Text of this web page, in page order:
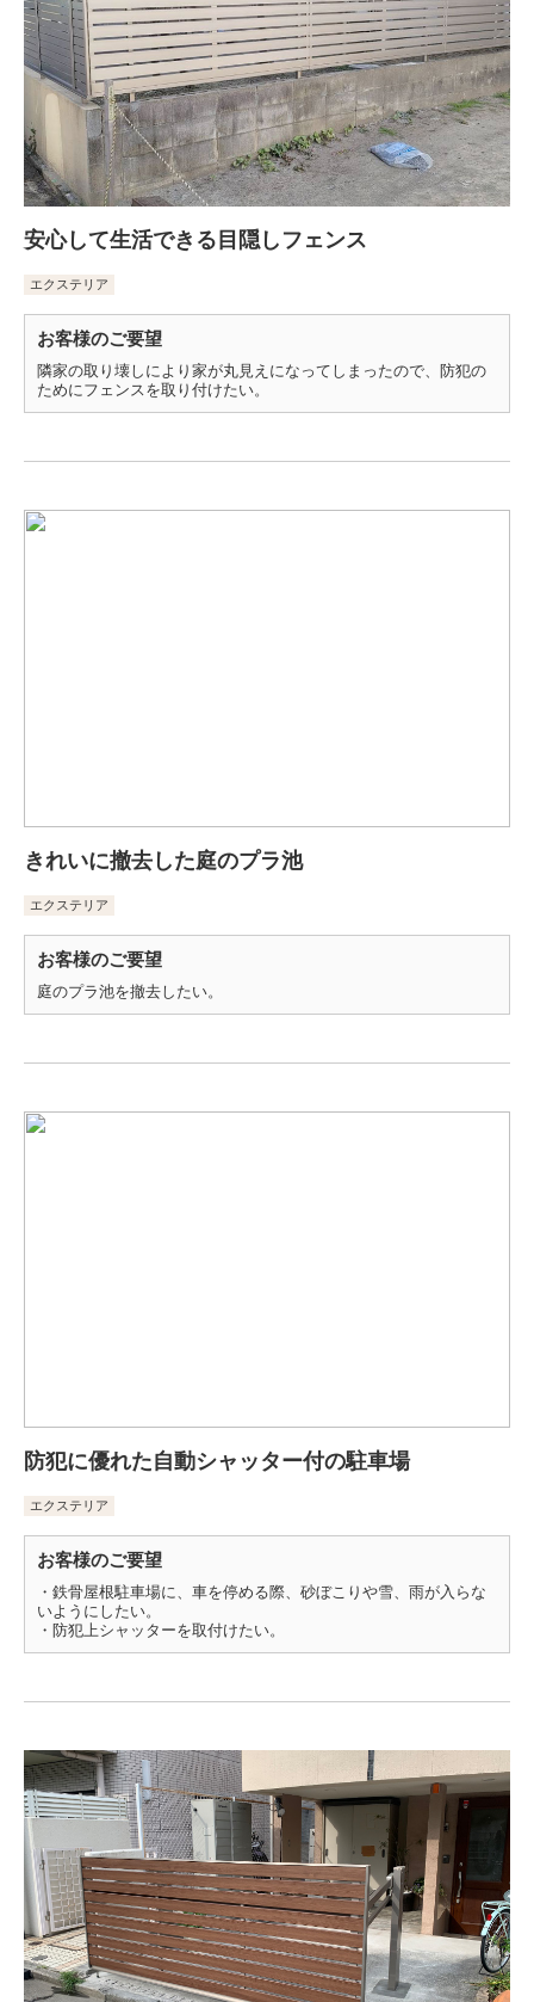
安心して生活できる目隠しフェンス
エクステリア
お客様のご要望
隣家の取り壊しにより家が丸見えになってしまったので、防犯の
ためにフェンスを取り付けたい。
きれいに撤去した庭のプラ池
エクステリア
お客様のご要望
庭のプラ池を撤去したい。
防犯に優れた自動シャッター付の駐車場
エクステリア
お客様のご要望
・鉄骨屋根駐車場に、車を停める際、砂ぼこりや雪、雨が入らな
いようにしたい。
・防犯上シャッターを取付けたい。